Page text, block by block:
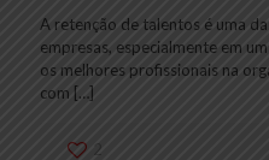
A retenção de talentos é uma
empresas, especialmente em
os melhores profissionais na
com […]
2